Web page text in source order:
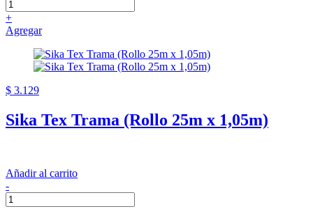
+
Agregar
$ 3.129
Sika Tex Trama (Rollo 25m x 1,05m)
Añadir al carrito
-